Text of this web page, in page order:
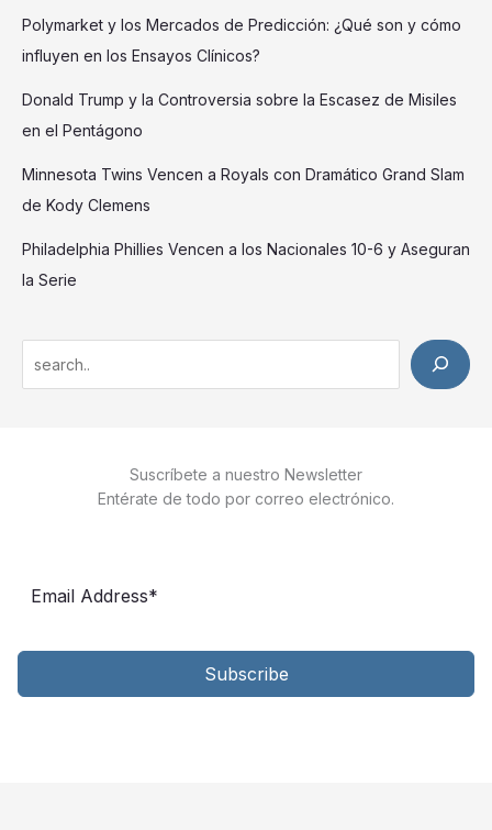
Polymarket y los Mercados de Predicción: ¿Qué son y cómo
influyen en los Ensayos Clínicos?
Donald Trump y la Controversia sobre la Escasez de Misiles
en el Pentágono
Minnesota Twins Vencen a Royals con Dramático Grand Slam
de Kody Clemens
Philadelphia Phillies Vencen a los Nacionales 10-6 y Aseguran
la Serie
e
Suscríbete a nuestro Newsletter
Entérate de todo por correo electrónico.
Subscribe